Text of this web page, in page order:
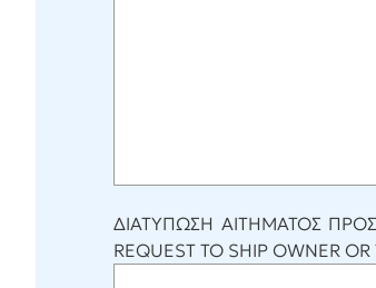
ΔΙΑΤΥΠΩΣΗ ΑΙΤΗΜΑΤΟΣ
REQUEST TO SHIP OWNER